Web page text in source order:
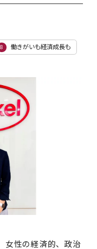
8 働きがいも経済成長も
女性の経済的、政治